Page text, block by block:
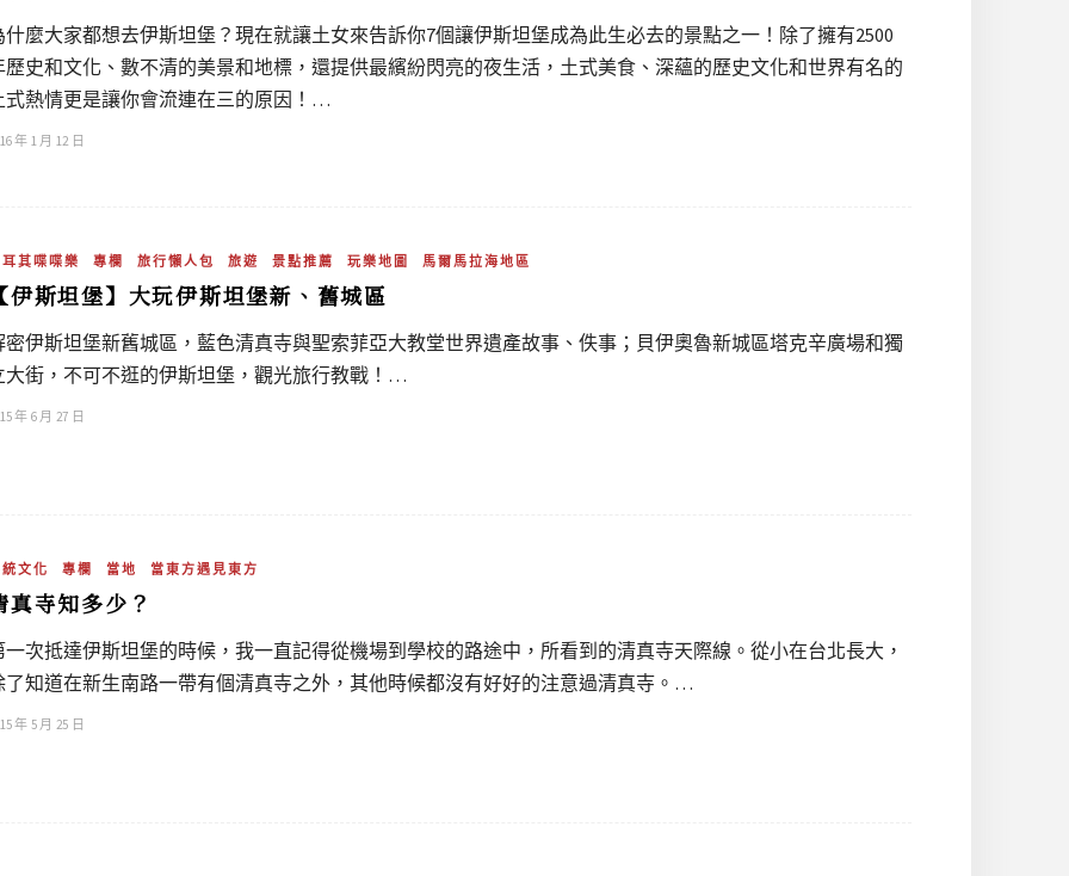
什麼大家都想去伊斯坦堡？現在就讓土女來告訴你7個讓伊斯坦堡成為此生必去的景點之一！除了擁有2500
歷史和文化、數不清的美景和地標，還提供最繽紛閃亮的夜生活，土式美食、深蘊的歷史文化和世界有名的
式熱情更是讓你會流連在三的原因！…
年 1 月 12 日
其喋喋樂 專欄 旅行懶人包 旅遊 景點推薦 玩樂地圖 馬爾馬拉海地區
伊斯坦堡】大玩伊斯坦堡新、舊城區
密伊斯坦堡新舊城區，藍色清真寺與聖索菲亞大教堂世界遺產故事、佚事；貝伊奧魯新城區塔克辛廣場和獨
大街，不可不逛的伊斯坦堡，觀光旅行教戰！…
年 6 月 27 日
文化 專欄 當地 當東方遇見東方
真寺知多少？
一次抵達伊斯坦堡的時候，我一直記得從機場到學校的路途中，所看到的清真寺天際線。從小在台北長大，
了知道在新生南路一帶有個清真寺之外，其他時候都沒有好好的注意過清真寺。…
年 5 月 25 日